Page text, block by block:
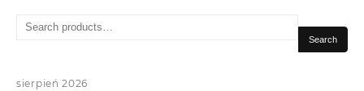
Search
Search
sierpień 2026